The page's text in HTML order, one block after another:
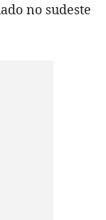
no sudeste